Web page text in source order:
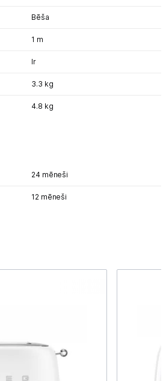
Bēša
1 m
Ir
3.3 kg
4.8 kg
24 mēneši
12 mēneši